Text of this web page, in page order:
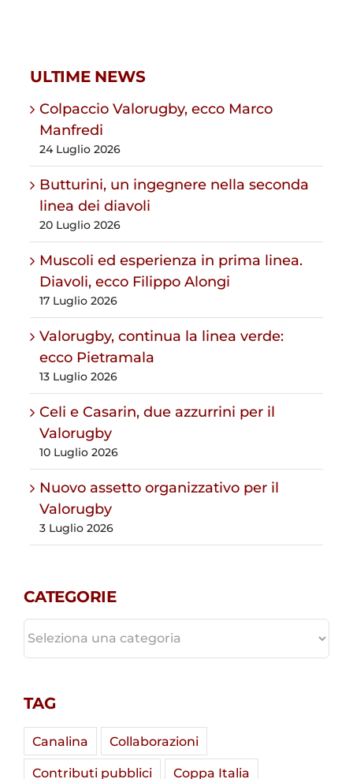
ULTIME NEWS
Colpaccio Valorugby, ecco Marco
Manfredi
24 Luglio 2026
Butturini, un ingegnere nella seconda
linea dei diavoli
20 Luglio 2026
Muscoli ed esperienza in prima linea.
Diavoli, ecco Filippo Alongi
17 Luglio 2026
Valorugby, continua la linea verde:
ecco Pietramala
13 Luglio 2026
Celi e Casarin, due azzurrini per il
Valorugby
10 Luglio 2026
Nuovo assetto organizzativo per il
Valorugby
3 Luglio 2026
CATEGORIE
TAG
Canalina
Collaborazioni
Contributi pubblici
Coppa Italia